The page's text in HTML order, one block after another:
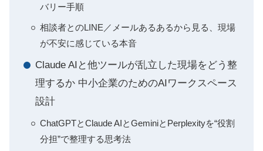
バリー手順
相談者とのLINE／メールあるあるから見る、現場
が不安に感じている本音
Claude AIと他ツールが乱立した現場をどう整
理するか 中小企業のためのAIワークスペース
設計
ChatGPTとClaude AIとGeminiとPerplexityを“役割
分担”で整理する思考法